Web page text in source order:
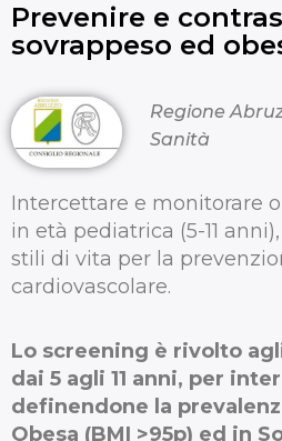
Prevenire e
sovrappeso ed
Regione
Sanità
Intercettare e monitorare
in età pediatrica (5-11
stili di vita per la
cardiovascolare.
Lo screening è rivolto
dai 5 agli 11 anni, per
definendone la
Obesa (BMI >95p) ed in